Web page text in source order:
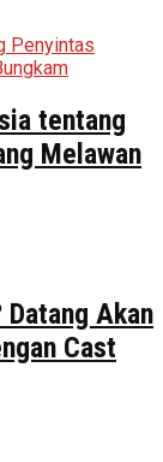
tentang
Melawan
Akan
Cast